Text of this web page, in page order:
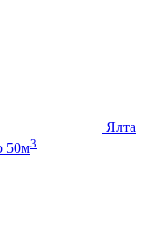
Ялта
50м3